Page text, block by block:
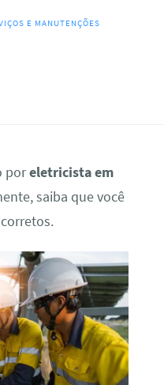
E MANUTENÇÕES
poreletricista em
saiba que você